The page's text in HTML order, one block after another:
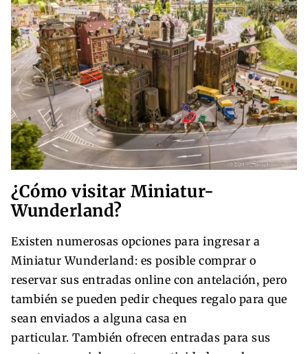
¿Cómo visitar Miniatur-
Wunderland?
Existen numerosas opciones para ingresar a
Miniatur Wunderland: es posible comprar o
reservar sus entradas online con antelación, pero
también se pueden pedir cheques regalo para que
sean enviados a alguna casa en
particular. También ofrecen entradas para sus